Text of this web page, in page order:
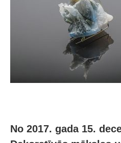
No 2017. gada 15.